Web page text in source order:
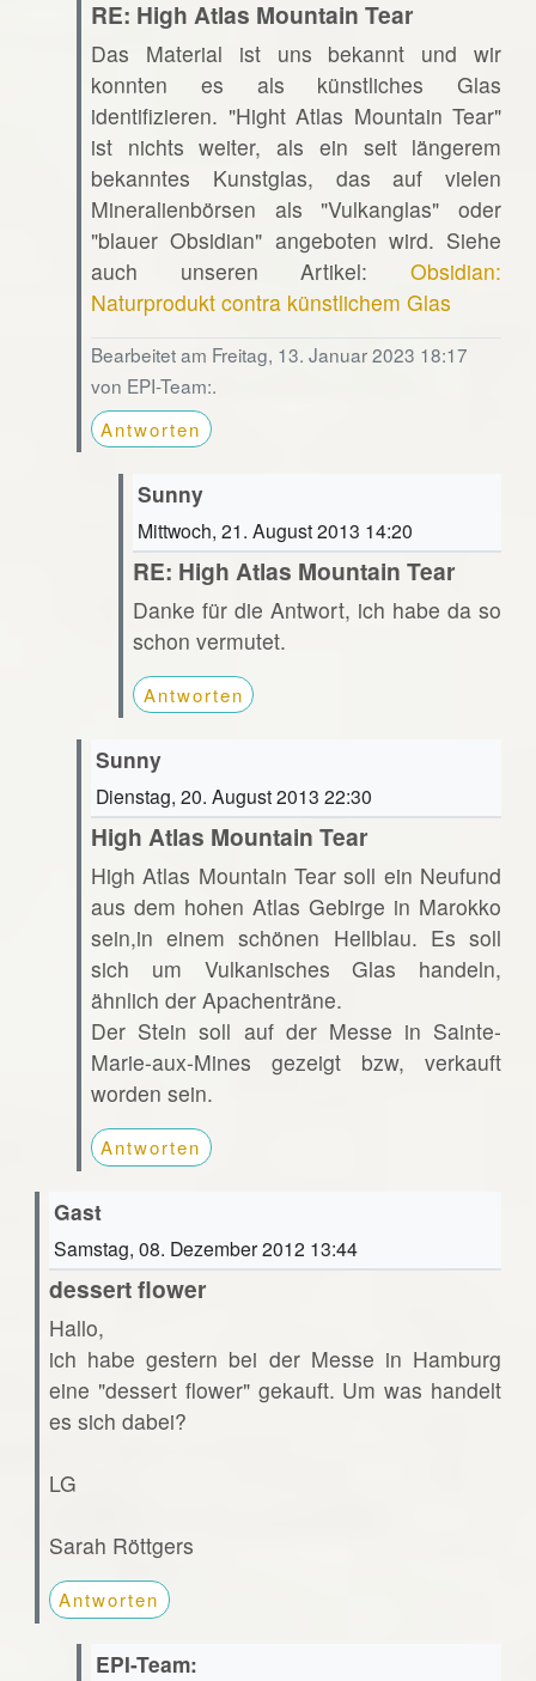
RE: High Atlas Mountain Tear
Das Material ist uns bekannt und wir
konnten es als künstliches Glas
identifizieren. "Hight Atlas Mountain Tear"
ist nichts weiter, als ein seit längerem
bekanntes Kunstglas, das auf vielen
Mineralienbörsen als "Vulkanglas" oder
"blauer Obsidian" angeboten wird. Siehe
auch unseren Artikel:Obsidian:
Naturprodukt contra künstlichem Glas
Bearbeitet am Freitag, 13. Januar 2023 18:17
von EPI-Team:.
Antworten
Sunny
Mittwoch, 21. August 2013 14:20
RE: High Atlas Mountain Tear
Danke für die Antwort, ich habe da so
schon vermutet.
Antworten
Sunny
Dienstag, 20. August 2013 22:30
High Atlas Mountain Tear
High Atlas Mountain Tear soll ein Neufund
aus dem hohen Atlas Gebirge in Marokko
sein,in einem schönen Hellblau. Es soll
sich um Vulkanisches Glas handeln,
ähnlich der Apachenträne.
Der Stein soll auf der Messe in Sainte-
Marie-aux-Mines gezeigt bzw, verkauft
worden sein.
Antworten
Gast
Samstag, 08. Dezember 2012 13:44
dessert flower
Hallo,
ich habe gestern bei der Messe in Hamburg
eine "dessert flower" gekauft. Um was handelt
es sich dabei?
LG
Sarah Röttgers
Antworten
EPI-Team: